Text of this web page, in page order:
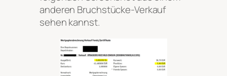
anderen Bruchstücke-Verkauf
sehen kannst.